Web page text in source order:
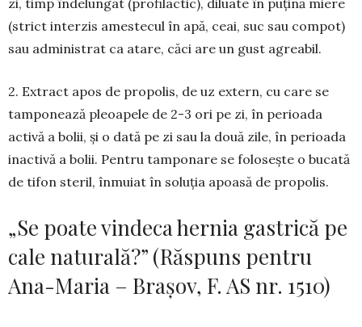
zi, timp înde­lungat (profilactic), diluate în puțină miere
(strict interzis amestecul în apă, ceai, suc sau compot)
sau administrat ca atare, căci are un gust agreabil.
2. Extract apos de propolis, de uz extern, cu care se
tam­ponează pleoapele de 2-3 ori pe zi, în perioada
activă a bolii, și o dată pe zi sau la două zile, în perioada
inactivă a bolii. Pentru tamponare se folosește o bucată
de tifon steril, înmuiat în soluția apoasă de propolis.
„Se poate vindeca hernia gastrică pe
cale naturală?” (Răspuns pentru
Ana-Maria – Braşov, F. AS nr. 1510)